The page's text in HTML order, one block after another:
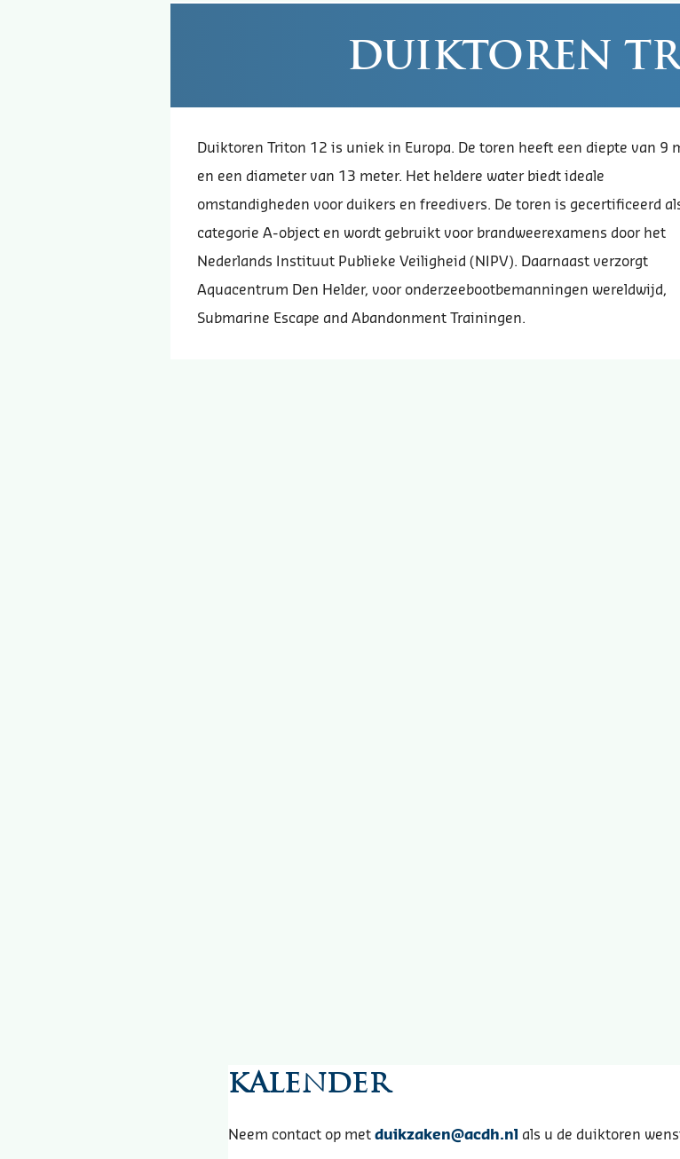
Duiktoren
Duiktoren Triton 12 is uniek in Europa. De toren heeft een diepte van 9
en een diameter van 13 meter. Het heldere water biedt ideale
omstandigheden voor duikers en freedivers. De toren is gecertificeerd
categorie A-object en wordt gebruikt voor brandweerexamens door het
Nederlands Instituut Publieke Veiligheid (NIPV). Daarnaast verzorgt
Aquacentrum Den Helder, voor onderzeebootbemanningen wereldwijd,
Submarine Escape and Abandonment Trainingen.
Kalender
Neem contact op metduikzaken@acdh.nl als u de duiktoren